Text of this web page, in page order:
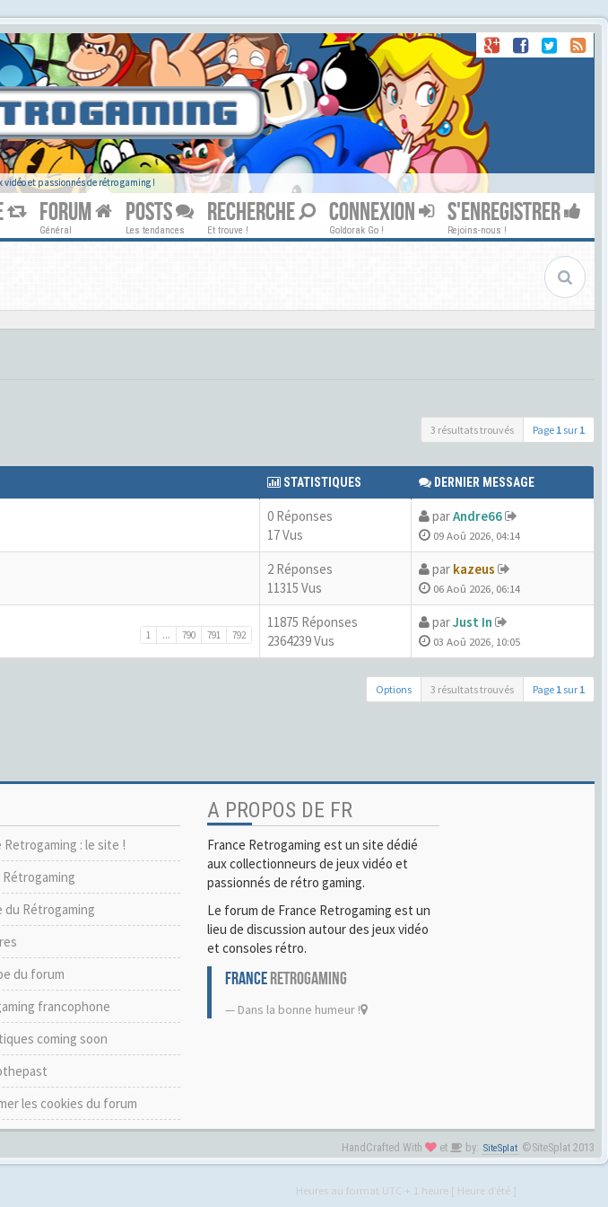
et passionnés de rétro gaming !
FORUM
Général
POSTS
Les tendances
RECHERCHE
Et trouve !
CONNEXION
Goldorak Go !
S'ENREGISTRER
Rejoins-nous !
3 résultats trouvés Page 1 sur 1
STATISTIQUES DERNIER MESSAGE
0 Réponses
17 Vus
parAndre66
09 Aoû 2026, 04:14
2 Réponses
11315 Vus
par kazeus
06 Aoû 2026, 06:14
1 ... 790 791 792
11875 Réponses
2364239 Vus
parJust In
03 Aoû 2026, 10:05
Options 3 résultats trouvés Page 1 sur 1
Retrogaming : le site !
Rétrogaming
du Rétrogaming
du forum
francophone
coming soon
les cookies du forum
A PROPOS DE FR
France Retrogaming est un site dédié
aux collectionneurs de jeux vidéo et
passionnés de rétro gaming.
Le forum de France Retrogaming est un
lieu de discussion autour des jeux vidéo
et consoles rétro.
FRANCERETROGAMING
Dans la bonne humeur !
HandCrafted With et by: SiteSplat ©SiteSplat 2013
Heures au format UTC + 1 heure [ Heure d’été ]